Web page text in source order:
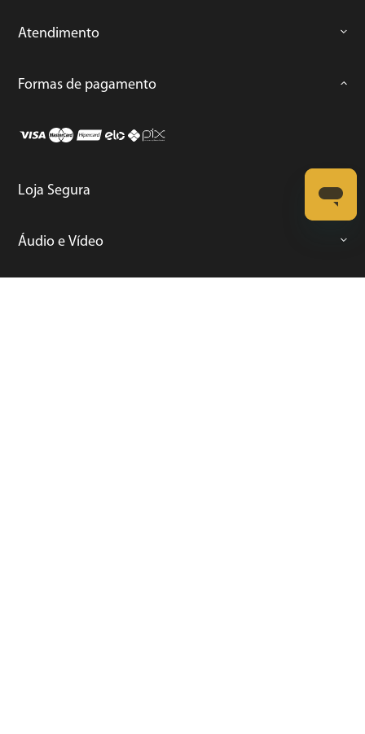
Atendimento
Formas de pagamento
Loja Segura
Áudio e Vídeo